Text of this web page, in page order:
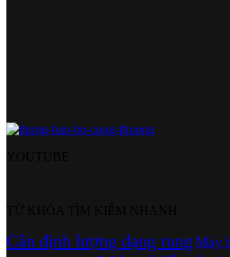
Cân định lượng dạng rung Máy